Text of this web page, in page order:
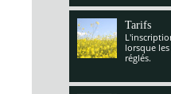
Tarifs
lorsque
réglés.